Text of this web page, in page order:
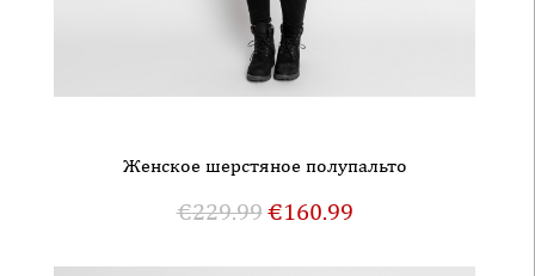
Женское шерстяное полупальто
€229.99€160.99